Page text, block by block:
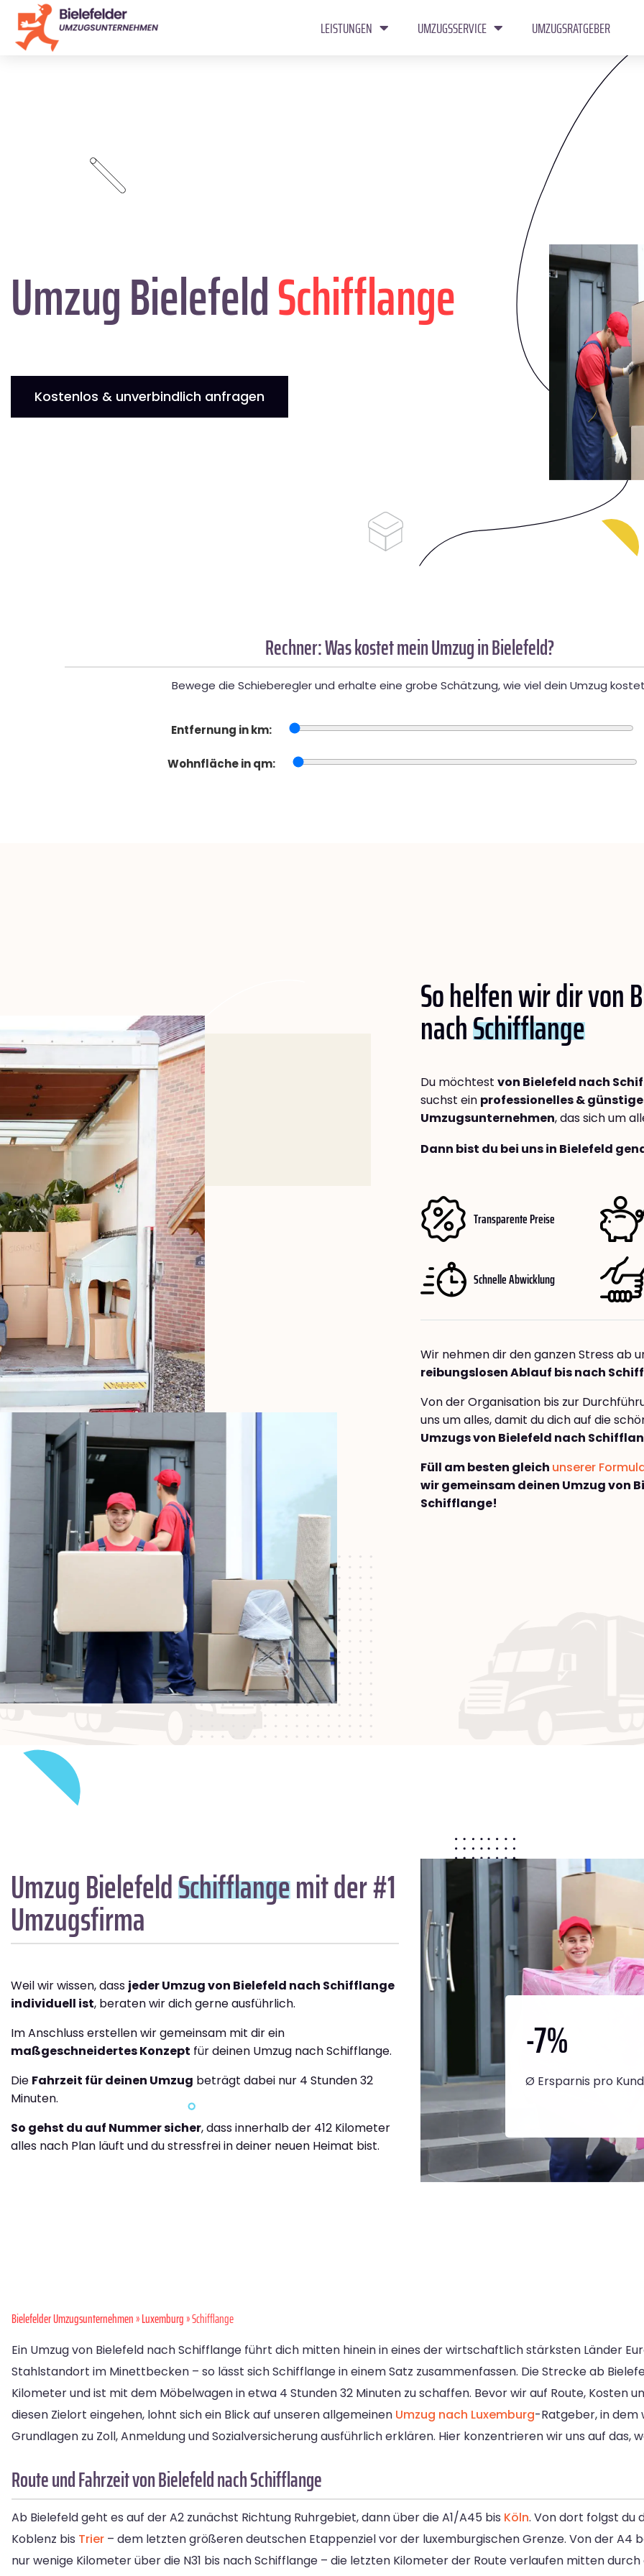
LEISTUNGEN UMZUGSSERVICE UMZUGSRATGEBER
Umzug BielefeldSchifflange
Kostenlos & unverbindlich anfragen
Rechner: Was kostet mein Umzug in Bielefeld?
Bewege die Schieberegler und erhalte eine grobe Schätzung, wie viel dein Umzug
Entfernung in km:
Wohnfläche in qm:
So helfen wir dir von
nachSchifflange
Du möchtest von Bielefeld nach
suchst ein professionelles &
Umzugsunternehmen, das sich um
Dann bist du bei uns in Bielefeld
Transparente Preise
Schnelle Abwicklung
Wir nehmen dir den ganzen Stress ab
reibungslosen Ablauf bis nach
Von der Organisation bis zur
uns um alles, damit du dich auf die
Umzugs von Bielefeld nach
Füll am besten gleich unserer
wir gemeinsam deinen Umzug von
Schifflange!
Umzug BielefeldSchifflangemit der #1
Umzugsfirma
Weil wir wissen, dass jeder Umzug von Bielefeld nach Schifflange
individuell ist, beraten wir dich gerne ausführlich.
Im Anschluss erstellen wir gemeinsam mit dir ein
maßgeschneidertes Konzept für deinen Umzug nach Schifflange.
Die Fahrzeit für deinen Umzug beträgt dabei nur 4 Stunden 32
Minuten.
So gehst du auf Nummer sicher, dass innerhalb der 412 Kilometer
alles nach Plan läuft und du stressfrei in deiner neuen Heimat bist.
-7%
Ø Ersparnis pro
Bielefelder Umzugsunternehmen»Luxemburg» Schifflange
Ein Umzug von Bielefeld nach Schifflange führt dich mitten hinein in eines der wirtschaftlich stärksten Länder
Stahlstandort im Minettbecken – so lässt sich Schifflange in einem Satz zusammenfassen. Die Strecke ab
Kilometer und ist mit dem Möbelwagen in etwa 4 Stunden 32 Minuten zu schaffen. Bevor wir auf Route, Kosten
diesen Zielort eingehen, lohnt sich ein Blick auf unseren allgemeinen Umzug nach Luxemburg-Ratgeber, in dem
Grundlagen zu Zoll, Anmeldung und Sozialversicherung ausführlich erklären. Hier konzentrieren wir uns auf das,
Route und Fahrzeit von Bielefeld nach Schifflange
Ab Bielefeld geht es auf der A2 zunächst Richtung Ruhrgebiet, dann über die A1/A45 bis Köln. Von dort folgst du
Koblenz bis Trier – dem letzten größeren deutschen Etappenziel vor der luxemburgischen Grenze. Von der A4
nur wenige Kilometer über die N31 bis nach Schifflange – die letzten Kilometer der Route verlaufen mitten